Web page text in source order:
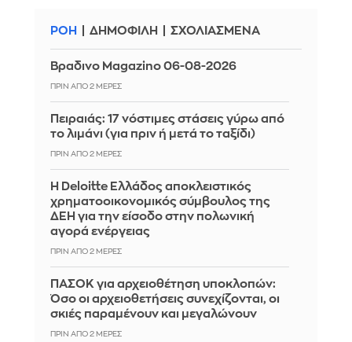
ΡΟΗ ΔΗΜΟΦΙΛΗ ΣΧΟΛΙΑΣΜΕΝΑ
Βραδινο Magazino 06-08-2026
ΠΡΙΝ ΑΠΌ 2 ΜΈΡΕΣ
Πειραιάς: 17 νόστιμες στάσεις γύρω από
το λιμάνι (για πριν ή μετά το ταξίδι)
ΠΡΙΝ ΑΠΌ 2 ΜΈΡΕΣ
Η Deloitte Ελλάδος αποκλειστικός
χρηματοοικονομικός σύμβουλος της
ΔΕΗ για την είσοδο στην πολωνική
αγορά ενέργειας
ΠΡΙΝ ΑΠΌ 2 ΜΈΡΕΣ
ΠΑΣΟΚ για αρχειοθέτηση υποκλοπών:
Όσο οι αρχειοθετήσεις συνεχίζονται, οι
σκιές παραμένουν και μεγαλώνουν
ΠΡΙΝ ΑΠΌ 2 ΜΈΡΕΣ